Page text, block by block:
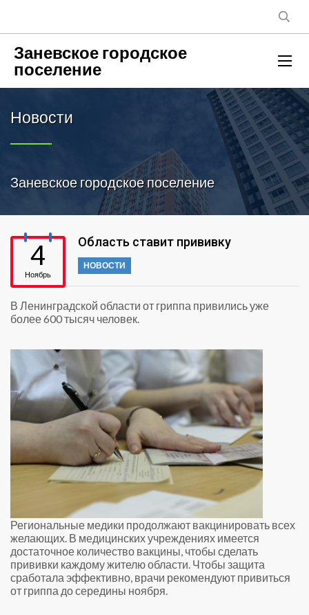
Заневское городское
поселение
Новости
Заневское городское поселение
4
Ноябрь
Область ставит прививку
НОВОСТИ
В Ленинградской области от гриппа привились уже
более 600 тысяч человек.
Региональные медики продолжают вакцинировать всех
желающих. В медицинских учреждениях имеется
достаточное количество вакцины, чтобы сделать
прививки каждому жителю области. Чтобы защита
сработала эффективно, врачи рекомендуют привиться
от гриппа до середины ноября.